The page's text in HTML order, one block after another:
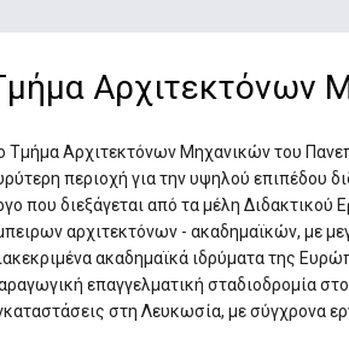
Αρχιτεκτόνων
Τμήμα Αρχιτεκτόνων Μηχανικών του
περιοχή για την υψηλού επιπέδου
που διεξάγεται από τα μέλη Διδακτικού
αρχιτεκτόνων - ακαδημαϊκών, με
ακαδημαϊκά ιδρύματα της
επαγγελματική σταδιοδρομία
στη Λευκωσία, με σύγχρονα